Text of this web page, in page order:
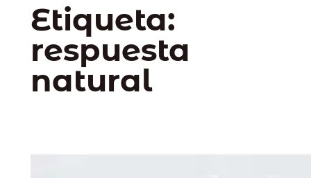
Etiqueta:
respuesta
natural